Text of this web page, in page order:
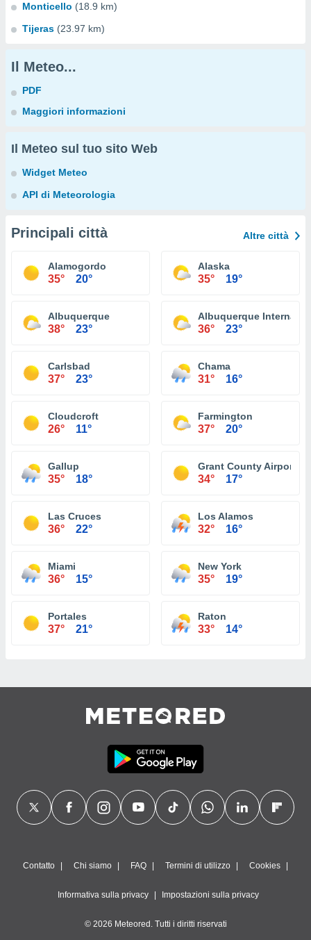
Monticello (18.9 km)
Tijeras (23.97 km)
Il Meteo...
PDF
Maggiori informazioni
Il Meteo sul tuo sito Web
Widget Meteo
API di Meteorologia
Principali città Altre città
Alamogordo
35° 20°
Alaska
35° 19°
Albuquerque
38° 23°
Albuquerque
36° 23°
Carlsbad
37° 23°
Chama
31° 16°
Cloudcroft
26° 11°
Farmington
37° 20°
Gallup
35° 18°
Grant County Airport
34° 17°
Las Cruces
36° 22°
Los Alamos
32° 16°
Miami
36° 15°
New York
35° 19°
Portales
37° 21°
Raton
33° 14°
Contatto Chi siamo FAQ Termini di utilizzo Cookies
Informativa sulla privacy Impostazioni sulla privacy
© 2026 Meteored. Tutti i diritti riservati